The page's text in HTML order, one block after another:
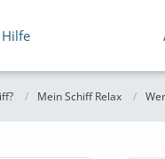
Hilfe
Mein Schiff Relax